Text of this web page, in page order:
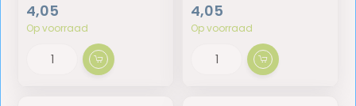
4,05
Op voorraad
4,05
Op voorraad